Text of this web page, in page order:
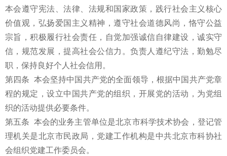
本会遵守宪法、法律、法规和国家政策，践行社会主义核心
价值观，弘扬爱国主义精神，遵守社会道德风尚，恪守公益
宗旨，积极履行社会责任，自觉加强诚信自律建设，诚实守
信，规范发展，提高社会公信力。负责人遵纪守法，勤勉尽
职，保持良好个人社会信用。
第四条 本会坚持中国共产党的全面领导，根据中国共产党章
程的规定，设立中国共产党的组织，开展党的活动，为党组
织的活动提供必要条件。
第五条 本会的业务主管单位是北京市科学技术协会，登记管
理机关是北京市民政局，党建工作机构是中共北京市科协社
会组织党建工作委员会。